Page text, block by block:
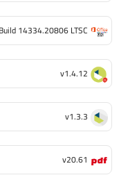
14334.20806 LTSC
v1.4.12
v1.3.3
v20.61